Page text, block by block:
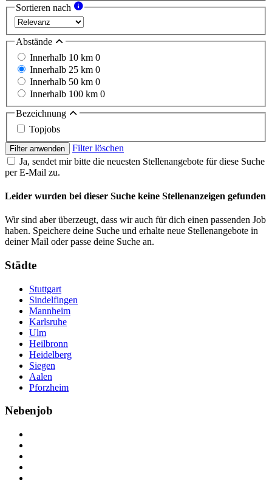
Sortieren nach
Abstände
Innerhalb 10 km 0
Innerhalb 25 km 0
Innerhalb 50 km 0
Innerhalb 100 km 0
Bezeichnung
Topjobs
Filter anwenden
Filter löschen
Ja, sendet mir bitte die neuesten Stellenangebote für diese Suche
per E-Mail zu.
Leider wurden bei dieser Suche keine Stellenanzeigen gefunden
Wir sind aber überzeugt, dass wir auch für dich einen passenden Job
haben. Speichere deine Suche und erhalte neue Stellenangebote in
deiner Mail oder passe deine Suche an.
Städte
Stuttgart
Sindelfingen
Mannheim
Karlsruhe
Ulm
Heilbronn
Heidelberg
Siegen
Aalen
Pforzheim
Nebenjob